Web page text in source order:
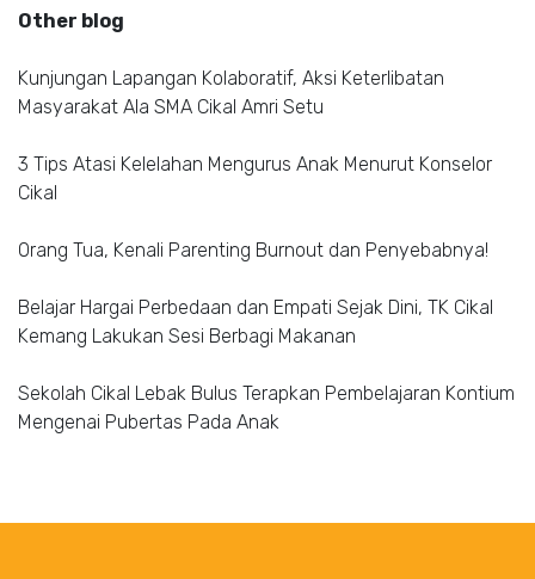
Other blog
Kunjungan Lapangan Kolaboratif, Aksi Keterlibatan
Masyarakat Ala SMA Cikal Amri Setu
3 Tips Atasi Kelelahan Mengurus Anak Menurut Konselor
Cikal
Orang Tua, Kenali Parenting Burnout dan Penyebabnya!
Belajar Hargai Perbedaan dan Empati Sejak Dini, TK Cikal
Kemang Lakukan Sesi Berbagi Makanan
Sekolah Cikal Lebak Bulus Terapkan Pembelajaran Kontium
Mengenai Pubertas Pada Anak